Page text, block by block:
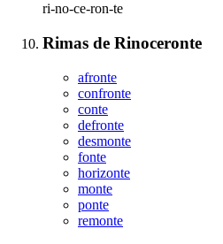
ri-no-ce-ron-te
Rimas de Rinoceronte
afronte
confronte
conte
defronte
desmonte
fonte
horizonte
monte
ponte
remonte